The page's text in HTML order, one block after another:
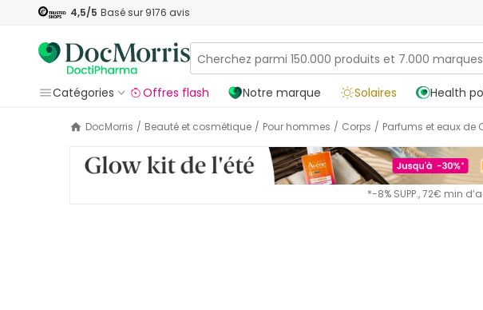
4,5/5 Basé sur 9176 avis
Catégories
Offres flash Notre marque Solaires Health
DocMorris / Beauté et cosmétique / Pour hommes / Corps / Parfums et eaux de
*-8% SUPP., 72€ min